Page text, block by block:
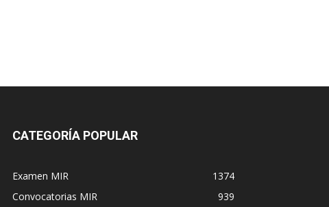
CATEGORÍA POPULAR
Examen MIR
1374
Convocatorias MIR
939